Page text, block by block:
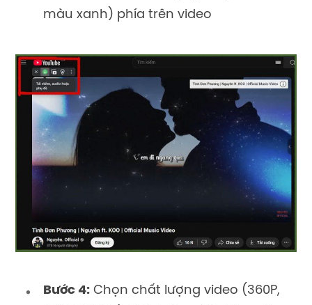
màu xanh) phía trên video
Bước 4: Chọn chất lượng video (360P,